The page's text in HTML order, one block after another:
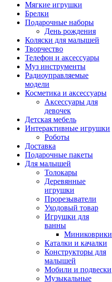
Мягкие игрушки
Брелки
Подарочные наборы
День рождения
Коляски для малышей
Творчество
Телефон и аксессуары
Муз инструменты
Радиоуправляемые
модели
Косметика и аксессуары
Аксессуары для
девочек
Детская мебель
Интерактивные игрушки
Роботы
Доставка
Подарочные пакеты
Для малышей
Толокары
Деревянные
игрушки
Прорезыватели
Уходовый товар
Игрушки для
ванны
Миниковрики
Каталки и качалки
Конструкторы для
малышей
Мобили и подвески
Музыкальные